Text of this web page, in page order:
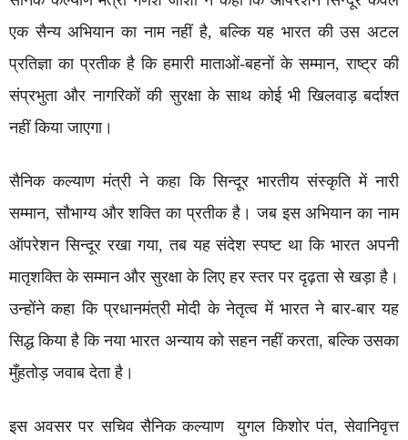
एक सैन्य अभियान का नाम नहीं है, बल्कि यह भारत की उस अटल
प्रतिज्ञा का प्रतीक है कि हमारी माताओं-बहनों के सम्मान, राष्ट्र की
संप्रभुता और नागरिकों की सुरक्षा के साथ कोई भी खिलवाड़ बर्दाश्त
नहीं किया जाएगा।
सैनिक कल्याण मंत्री ने कहा कि सिन्दूर भारतीय संस्कृति में नारी
सम्मान, सौभाग्य और शक्ति का प्रतीक है। जब इस अभियान का नाम
ऑपरेशन सिन्दूर रखा गया, तब यह संदेश स्पष्ट था कि भारत अपनी
मातृशक्ति के सम्मान और सुरक्षा के लिए हर स्तर पर दृढ़ता से खड़ा है।
उन्होंने कहा कि प्रधानमंत्री मोदी के नेतृत्व में भारत ने बार-बार यह
सिद्ध किया है कि नया भारत अन्याय को सहन नहीं करता, बल्कि उसका
मुँहतोड़ जवाब देता है।
इस अवसर पर सचिव सैनिक कल्याण युगल किशोर पंत, सेवानिवृत्त